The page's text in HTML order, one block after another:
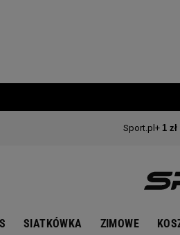
SIATKÓWKA ZIMOWE